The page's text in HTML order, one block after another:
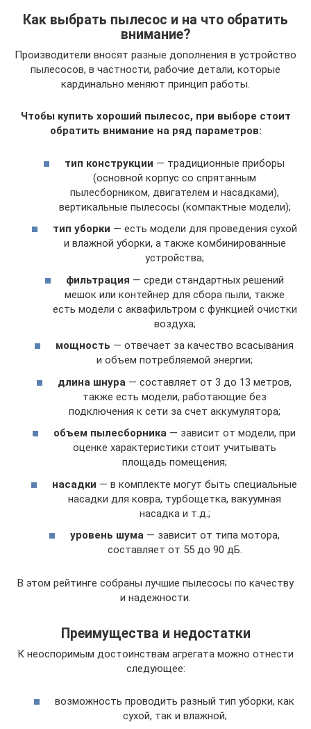
Как выбрать пылесос и на что обратить
внимание?
Производители вносят разные дополнения в устройство
пылесосов, в частности, рабочие детали, которые
кардинально меняют принцип работы.
Чтобы купить хороший пылесос, при выборе стоит
обратить внимание на ряд параметров:
тип конструкции — традиционные приборы
(основной корпус со спрятанным
пылесборником, двигателем и насадками),
вертикальные пылесосы (компактные модели);
тип уборки — есть модели для проведения сухой
и влажной уборки, а также комбинированные
устройства;
фильтрация — среди стандартных решений
мешок или контейнер для сбора пыли, также
есть модели с аквафильтром с функцией очистки
воздуха;
мощность — отвечает за качество всасывания
и объем потребляемой энергии;
длина шнура — составляет от 3 до 13 метров,
также есть модели, работающие без
подключения к сети за счет аккумулятора;
объем пылесборника — зависит от модели, при
оценке характеристики стоит учитывать
площадь помещения;
насадки — в комплекте могут быть специальные
насадки для ковра, турбощетка, вакуумная
насадка и т.д.;
уровень шума— зависит от типа мотора,
составляет от 55 до 90 дБ.
В этом рейтинге собраны лучшие пылесосы по качеству
и надежности.
Преимущества и недостатки
К неоспоримым достоинствам агрегата можно отнести
следующее:
возможность проводить разный тип уборки, как
сухой, так и влажной;